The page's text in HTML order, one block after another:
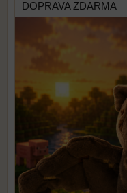
DOPRAVA ZDARMA